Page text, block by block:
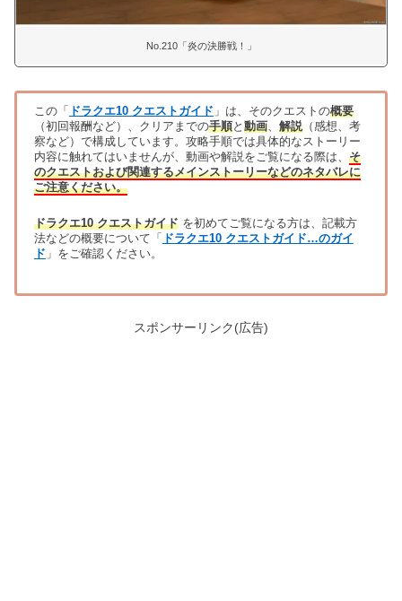
No.210「炎の決勝戦！」
この「 ドラクエ10 クエストガイド 」は、そのクエストの概要
（初回報酬など）、クリアまでの手順と 動画、 解説（感想、考
察など）で構成しています。攻略手順では具体的なストーリー
内容に触れてはいませんが、動画や解説をご覧になる際は、 そ
のクエストおよび関連するメインストーリーなどのネタバレに
ご注意ください。
ドラクエ10 クエストガイドを初めてご覧になる方は、記載方
法などの概要について「
ドラクエ10 クエストガイド…のガイ
ド 」をご確認ください。
スポンサーリンク(広告)